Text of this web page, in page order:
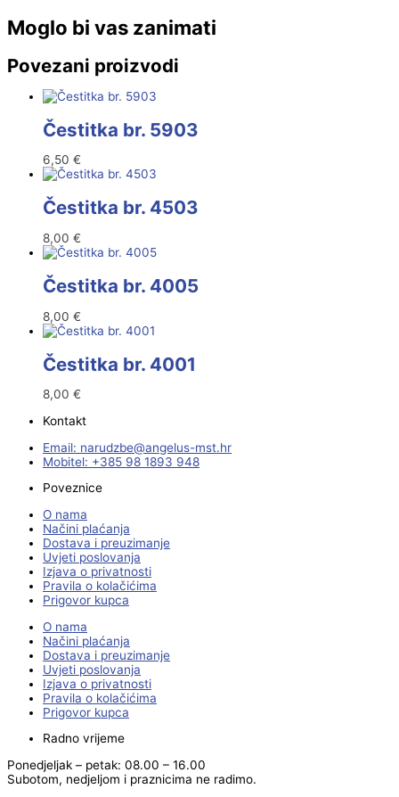
Moglo bi vas zanimati
Povezani proizvodi
Čestitka br. 5903
6,50 €
Čestitka br. 4503
8,00 €
Čestitka br. 4005
8,00 €
Čestitka br. 4001
8,00 €
Kontakt
Email:
rh.tsm-sulegna
@ebzduran
Mobitel: +385 98 1893 948
Poveznice
O nama
Načini plaćanja
Dostava i preuzimanje
Uvjeti poslovanja
Izjava o privatnosti
Pravila o kolačićima
Prigovor kupca
O nama
Načini plaćanja
Dostava i preuzimanje
Uvjeti poslovanja
Izjava o privatnosti
Pravila o kolačićima
Prigovor kupca
Radno vrijeme
Ponedjeljak – petak: 08.00 – 16.00
Subotom, nedjeljom i praznicima ne radimo.